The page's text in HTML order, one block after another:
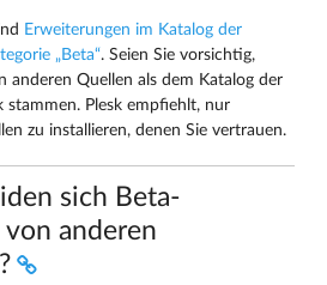
Erweiterungen im Katalog der
„Beta“. Seien Sie vorsichtig,
anderen Quellen als dem Katalog der
stammen. Plesk empfiehlt, nur
zu installieren, denen Sie vertrauen.
sich Beta-
anderen